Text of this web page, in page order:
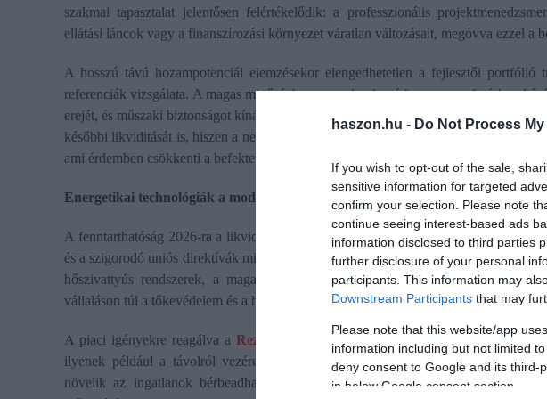
haszon.hu - Do Not Process
If you wish to opt-out of the sale,
sensitive information for targeted
confirm your selection. Please note
continue seeing interest-based ads
information disclosed to third parties
further disclosure of your personal
participants. This information may
Downstream Participants that may
Please note that this website/app
information including but not limited
deny consent to Google and its
in below Google consent section.
szakmai tapasztalat jelentősen felértékelődik: a professzionális
ellátási láncok vagy a finanszírozási környezet váratlan változásait, megóvva ezzel a
A hosszú távú hozampotenciál elemzésekor elengedhetetlen a fejlesztői portfólió
referenciák vizsgálata. A magas minőségben menedzselt, párhuzamosan futó
erejét, és műszaki biztonságot kínálnak a vásárlók számára. A beruházó reputációja
későbbi likviditását is, hiszen a neves fejlesztők munkái a másodlagos piacon is
ami érdemben csökkenti a befektetési kockázatot és gyorsabb exit-stratégiát tesz
Energetikai technológiák a modern lakóparkokban
A fenntarthatóság 2026-ra a likviditás és a hosszú távú értékállóság alapfeltételévé
és a szigorodó uniós direktívák miatt az alacsony üzemeltetési költség az ingatlanok
hőszivattyús rendszerek, a magas hatásfokú hőszigetelés és a megújuló
vállaláson túl a tőkevédelem és a hozammaximalizálás technológiai alapját jelentik.
A piaci igényekre reagálva a Rezideo
olyan fejlesztéseket valósít meg, amelyek
ilyenek például a távolról vezérelhető hűtési-fűtési körök vagy az intelligens
növelik az ingatlanok bérbeadhatósági mutatóit. Az ingatlan.com piaci adatai is